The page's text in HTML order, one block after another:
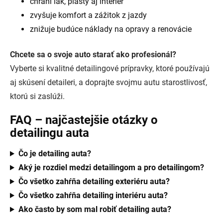
zvyšuje komfort a zážitok z jazdy
znižuje budúce náklady na opravy a renovácie
Chcete sa o svoje auto starať ako profesionál?
Vyberte si kvalitné detailingové prípravky, ktoré používajú
aj skúsení detaileri, a doprajte svojmu autu starostlivosť,
ktorú si zaslúži.
FAQ – najčastejšie otázky o
detailingu auta
Čo je detailing auta?
Aký je rozdiel medzi detailingom a pro detailingom?
Čo všetko zahŕňa detailing exteriéru auta?
Čo všetko zahŕňa detailing interiéru auta?
Ako často by som mal robiť detailing auta?